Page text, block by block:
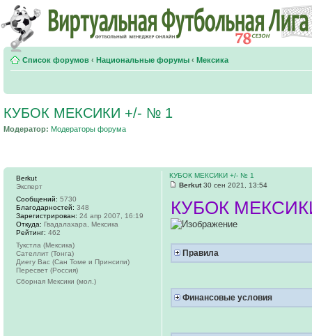
Список форумов ‹ Национальные форумы ‹ Мексика
КУБОК МЕКСИКИ +/- № 1
Модератор: Модераторы форума
КУБОК МЕКСИКИ +/- № 1
Berkut30 сен 2021, 13:54
КУБОК
Правила
Финансовые условия
Berkut
Эксперт
Сообщений: 5730
Благодарностей: 348
Зарегистрирован: 24 апр 2007, 16:19
Откуда: Гвадалахара, Мексика
Рейтинг: 462
Тукстла (Мексика)
Сателлит (Тонга)
Диегу Вас (Сан Томе и Принсипи)
Пересвет (Россия)
Сборная Мексики (мол.)